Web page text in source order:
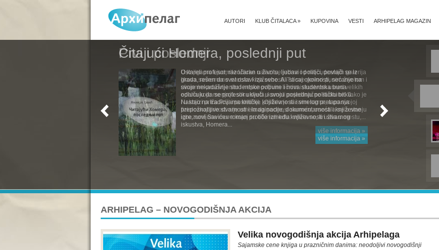
ARHIPELAG MAGAZIN
VESTI
KUPOVINA
KLUB ČITALACA»
AUTORI
Čitajući Homera, poslednji put
Ostareli profesor, razočaran u životu, ljubavi i politici, povlači se iz
grada, rešen da svet ostavi iza sebe. Ali sticaj okolnosti, sećanje na
svoje nekadašnje studentske pobune i nova studentska buna
odlučuju da se profesor uključi u svoju poslednju političku bitku.
Nastao na tradicijama kritičke književnosti i smelog pretapanja
prepoznatljive stvarnosti i imaginacije, dokumentarnosti i književne
igre, novi Savićev roman protiče između književnosti i stvarnog
iskustva, Homera...
više informacija »
ARHIPELAG – NOVOGODIŠNJA AKCIJA
Velika novogodišnja akcija Arhipelaga
Sajamske cene knjiga u prazničnim danima: neodoljivi novogodišnji